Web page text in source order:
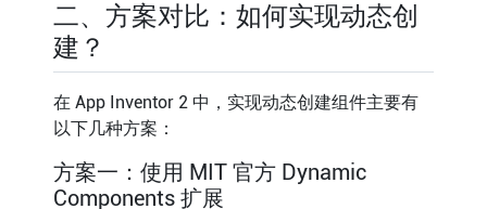
二、方案对比：如何实现动态创
建？
在 App Inventor 2 中，实现动态创建组件主要有
以下几种方案：
方案一：使用 MIT 官方 Dynamic
Components 扩展